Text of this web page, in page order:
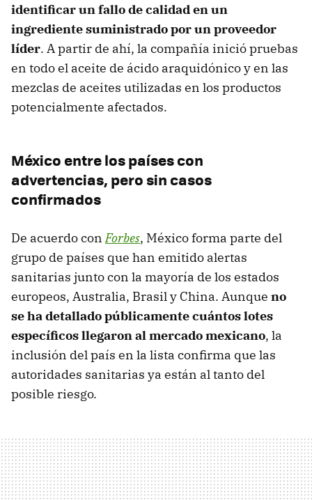
identificar un fallo de calidad en un
ingrediente suministrado por un proveedor
líder. A partir de ahí, la compañía inició pruebas
en todo el aceite de ácido araquidónico y en las
mezclas de aceites utilizadas en los productos
potencialmente afectados.
México entre los países con
advertencias, pero sin casos
confirmados
De acuerdo conForbes, México forma parte del
grupo de países que han emitido alertas
sanitarias junto con la mayoría de los estados
europeos, Australia, Brasil y China. Aunque no
se ha detallado públicamente cuántos lotes
específicos llegaron al mercado mexicano, la
inclusión del país en la lista confirma que las
autoridades sanitarias ya están al tanto del
posible riesgo.